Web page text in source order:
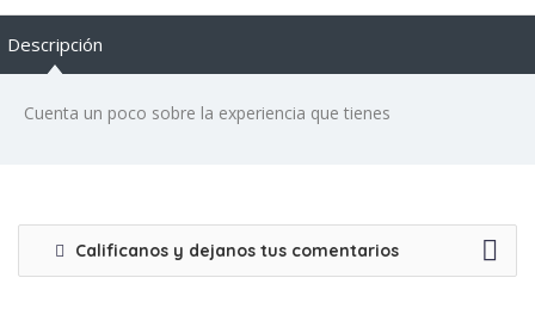
Descripción
Cuenta un poco sobre la experiencia que tienes
Calificanos y dejanos tus comentarios